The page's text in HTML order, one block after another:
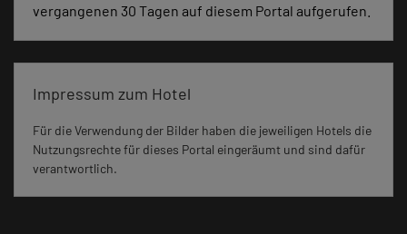
vergangenen 30 Tagen auf diesem Portal aufgerufen.
Impressum zum Hotel
Für die Verwendung der Bilder haben die jeweiligen Hotels die
Nutzungsrechte für dieses Portal eingeräumt und sind dafür
verantwortlich.